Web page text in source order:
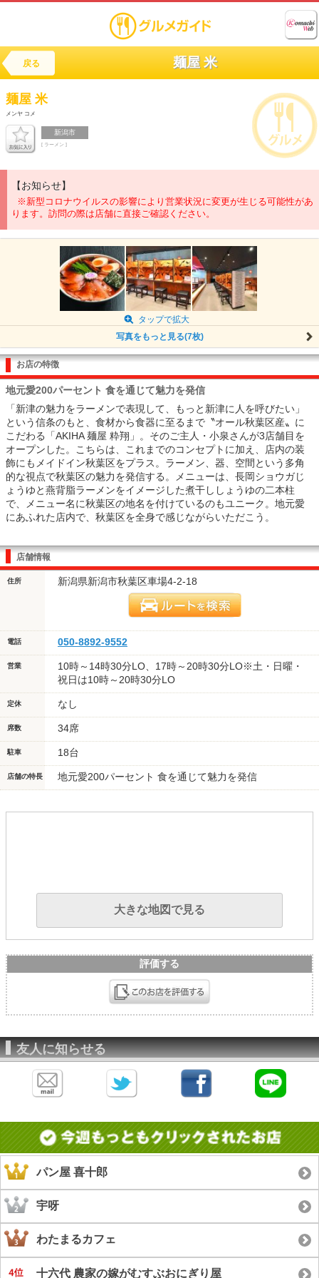
戻る 麺屋 米
麺屋 米
メンヤ コメ
新潟市
[ ラーメン ]
【お知らせ】
※新型コロナウイルスの影響により営業状況に変更が生じる可能性があ
ります。訪問の際は店舗に直接ご確認ください。
タップで拡大
写真をもっと見る(7枚)
お店の特徴
地元愛200パーセント 食を通じて魅力を発信
「新津の魅力をラーメンで表現して、もっと新津に人を呼びたい」
という信条のもと、食材から食器に至るまで〝オール秋葉区産〟に
こだわる「AKIHA 麺屋 粋翔」。そのご主人・小泉さんが3店舗目を
オープンした。こちらは、これまでのコンセプトに加え、店内の装
飾にもメイドイン秋葉区をプラス。ラーメン、器、空間という多角
的な視点で秋葉区の魅力を発信する。メニューは、長岡ショウガじ
ょうゆと燕背脂ラーメンをイメージした煮干ししょうゆの二本柱
で、メニュー名に秋葉区の地名を付けているのもユニーク。地元愛
にあふれた店内で、秋葉区を全身で感じながらいただこう。
店舗情報
住所 新潟県新潟市秋葉区車場4-2-18
電話 050-8892-9552
営業
10時～14時30分LO、17時～20時30分LO※土・日曜・
祝日は10時～20時30分LO
定休 なし
席数 34席
駐車 18台
店舗の特長 地元愛200パーセント 食を通じて魅力を発信
大きな地図で見る
評価する
友人に知らせる
パン屋 喜十郎
宇呀
わたまるカフェ
十六代 農家の嫁がむすぶおにぎり屋